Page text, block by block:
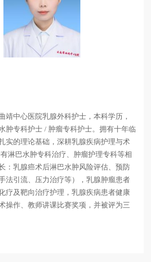
靖中心医院乳腺外科护士，本科学历，
肿专科护士 / 肿瘤专科护士。拥有十年临
实的理论基础，深耕乳腺疾病护理与术
淋巴水肿专科治疗、肿瘤护理专科等相
：乳腺癌术后淋巴水肿风险评估、预防
法引流、压力治疗等），乳腺肿瘤患者
疗及靶向治疗护理，乳腺疾病患者健康
操作、教师讲课比赛奖项，并被评为三